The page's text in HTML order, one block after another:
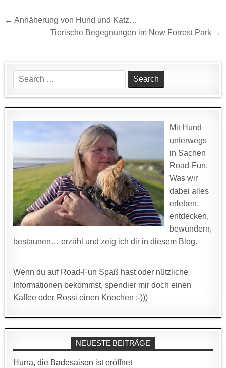
Beitragsnavigation
← Annäherung von Hund und Katz…
Tierische Begegnungen im New Forrest Park →
Search
for:
Mit Hund
unterwegs
in Sachen
Road-Fun.
Was wir
dabei alles
erleben,
entdecken,
bewundern,
bestaunen… erzähl und zeig ich dir in diesem Blog.
Wenn du auf Road-Fun Spaß hast oder nützliche
Informationen bekommst, spendier mir doch einen
Kaffee oder Rossi einen Knochen ;-)))
NEUESTE BEITRÄGE
Hurra, die Badesaison ist eröffnet